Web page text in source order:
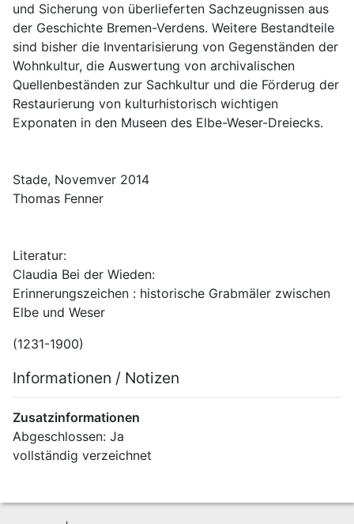
und Sicherung von überlieferten Sachzeugnissen aus
der Geschichte Bremen-Verdens. Weitere Bestandteile
sind bisher die Inventarisierung von Gegenständen der
Wohnkultur, die Auswertung von archivalischen
Quellenbeständen zur Sachkultur und die Förderug der
Restaurierung von kulturhistorisch wichtigen
Exponaten in den Museen des Elbe-Weser-Dreiecks.
Stade, Novemver 2014
Thomas Fenner
Literatur:
Claudia Bei der Wieden:
Erinnerungszeichen : historische Grabmäler zwischen
Elbe und Weser
(1231-1900)
Informationen / Notizen
Zusatzinformationen
Abgeschlossen: Ja
vollständig verzeichnet